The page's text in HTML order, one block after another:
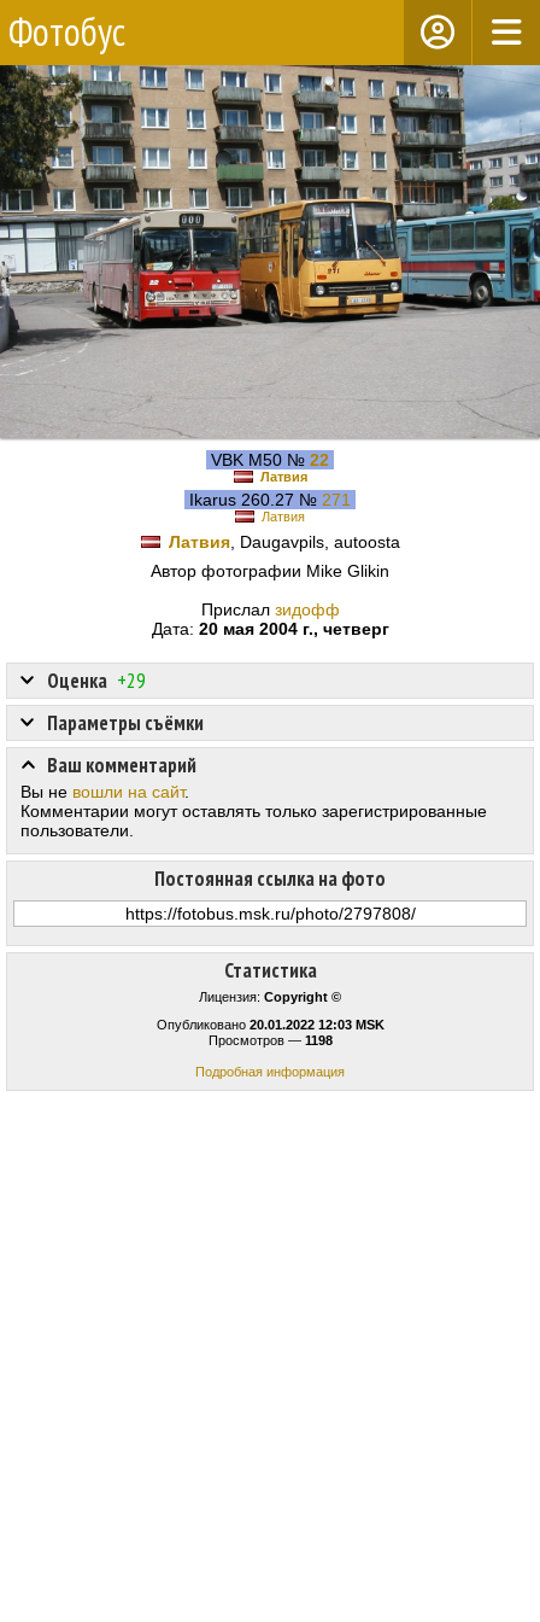
Фотобус
VBK M50 № 22
Латвия
Ikarus 260.27 № 271
Латвия
Латвия, Daugavpils, autoosta
Автор фотографии Mike Glikin
Прислал зидофф
Дата: 20 мая 2004 г., четверг
Статистика
Лицензия: Copyright ©
Опубликовано 20.01.2022 12:03 MSK
Просмотров — 1198
Подробная информация
Оценка +29
Постоянная ссылка на фото
Параметры съёмки
Ваш комментарий
Вы не вошли на сайт.
Комментарии могут оставлять только зарегистрированные
пользователи.